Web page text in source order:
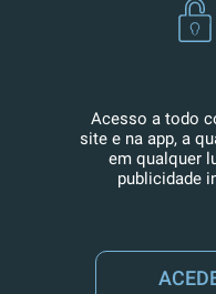
Acesso a todo
site e na app, a
em qualquer
publicidade